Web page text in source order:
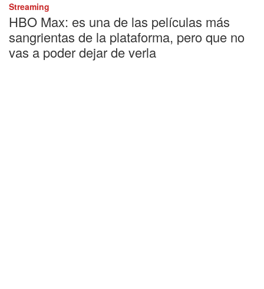
Streaming
HBO Max: es una de las películas más
sangrientas de la plataforma, pero que no
vas a poder dejar de verla